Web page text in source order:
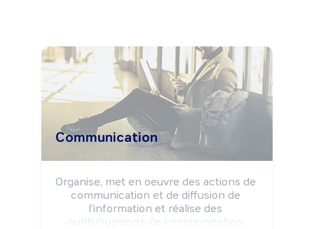
Communication
Organise, met en oeuvre des actions de
communication et de diffusion de
l'information et réalise des
outils/supports de communication